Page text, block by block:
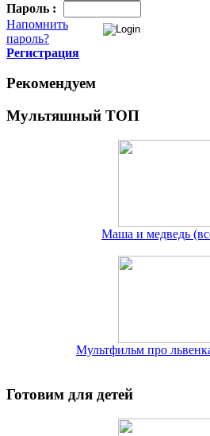
Пароль :
Напомнить
пароль?
Регистрация
Рекомендуем
Мультяшный ТОП
Маша и медведь
Мультфильм про
Готовим для детей